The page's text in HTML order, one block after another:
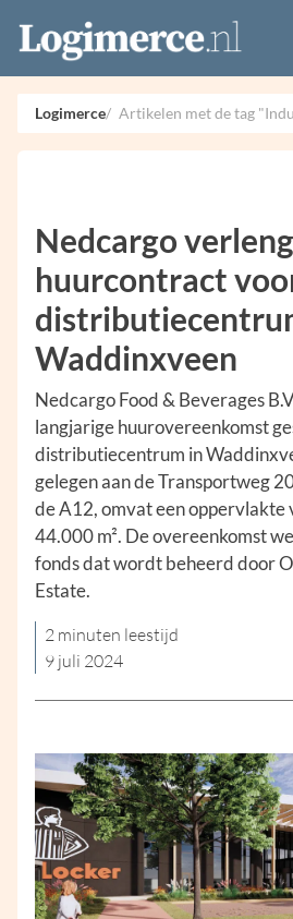
Vacatures
Events
Adverteren
Partners
Logimerce Artikelen met de tag
Nedcargo
huurcontract
Waddinxveen
Nedcargo Food & Beverages
langjarige huurovereenkomst
distributiecentrum in
gelegen aan de Transportweg
de A12, omvat een oppervlakte
44.000 m². De overeenkomst
fonds dat wordt beheerd door
Estate.
2 minuten leestijd
9 juli 2024